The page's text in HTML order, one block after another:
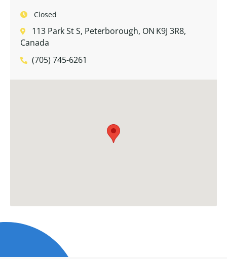
Closed
113 Park St S, Peterborough, ON K9J 3R8,
Canada
(705) 745-6261